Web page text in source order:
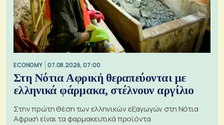
ECONOMY 07.08.2026, 07:00
Στη Νότια Αφρική θεραπεύονται με
ελληνικά φάρμακα, στέλνουν αργίλιο
Στην πρώτη θέση των ελληνικών εξαγωγών στη Νότια
Αφρική είναι τα φαρμακευτικά προϊόντα